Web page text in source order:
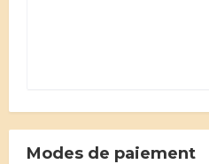
Modes de paiement